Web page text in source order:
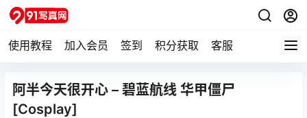
使用教程 加入会员 签到 积分获取 客服
阿半今天很开心 – 碧蓝航线 华甲僵尸
[Cosplay]